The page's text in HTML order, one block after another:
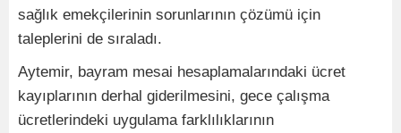
sağlık emekçilerinin sorunlarının çözümü için
taleplerini de sıraladı.
Aytemir, bayram mesai hesaplamalarındaki ücret
kayıplarının derhal giderilmesini, gece çalışma
ücretlerindeki uygulama farklılıklarının